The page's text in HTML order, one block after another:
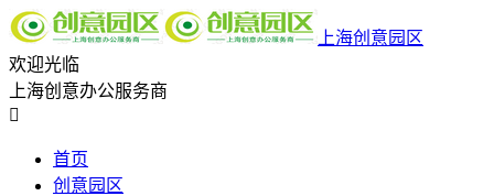
上海创意园区
欢迎光临
上海创意办公服务商

首页
创意园区